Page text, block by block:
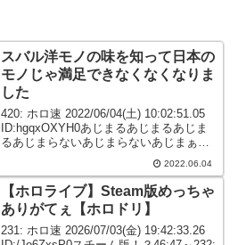
スバル洋モノの味を知って日本の
モノじゃ満足できなくなくなりま
した
420: ホロ速 2022/06/04(土) 10:02:51.05
ID:hgqxOXYH0あじまるあじまるあじま
るあじまらないあじまらないあじまぁ～
～～！425: ホロ速 2022/06/04(土)2022.06.04
【ホロライブ】Steam版めっちゃ
ありがてぇ【ホロドリ】
231: ホロ速 2026/07/03(金) 19:42:33.26